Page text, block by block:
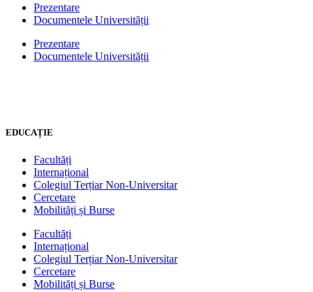
Prezentare
Documentele Universității
Prezentare
Documentele Universității
EDUCAȚIE
Facultăți
Internațional
Colegiul Terțiar Non-Universitar
Cercetare
Mobilități și Burse
Facultăți
Internațional
Colegiul Terțiar Non-Universitar
Cercetare
Mobilități și Burse